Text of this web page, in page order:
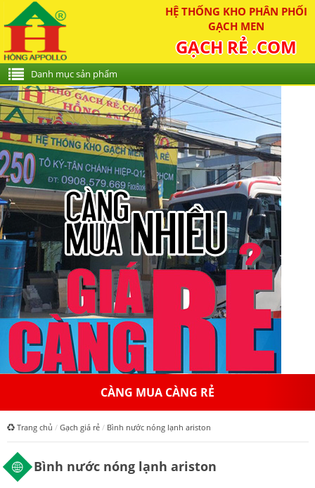
HỆ THỐNG KHO PHÂN PHỐI
GẠCH MEN
GẠCH RẺ .COM
Danh mục sản phẩm
CÀNG MUA CÀNG RẺ
Trang chủ Gạch giá rẻ Bình nước nóng lạnh ariston
Bình nước nóng lạnh ariston